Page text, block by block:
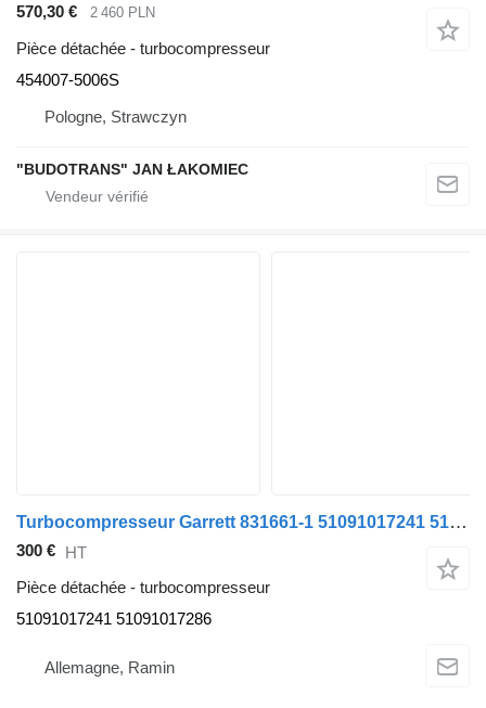
570,30 € 2 460 PLN
Pièce détachée - turbocompresseur
454007-5006S
Pologne, Strawczyn
"BUDOTRANS" JAN ŁAKOMIEC
Turbocompresseur Garrett 831661-1 51091017241 51091017286 pour tracteur routier MAN TGA TGX TGS
300 € HT
Pièce détachée - turbocompresseur
51091017241 51091017286
Allemagne, Ramin